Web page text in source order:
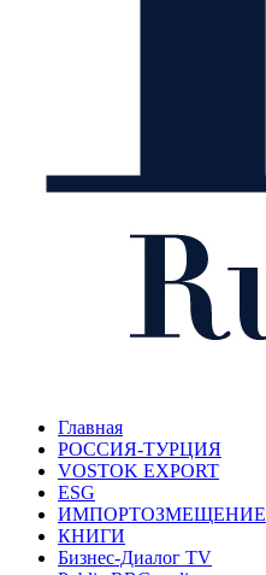
Главная
РОССИЯ-ТУРЦИЯ
VOSTOK EXPORT
ESG
ИМПОРТОЗМЕЩЕНИЕ
КНИГИ
Бизнес-Диалог TV